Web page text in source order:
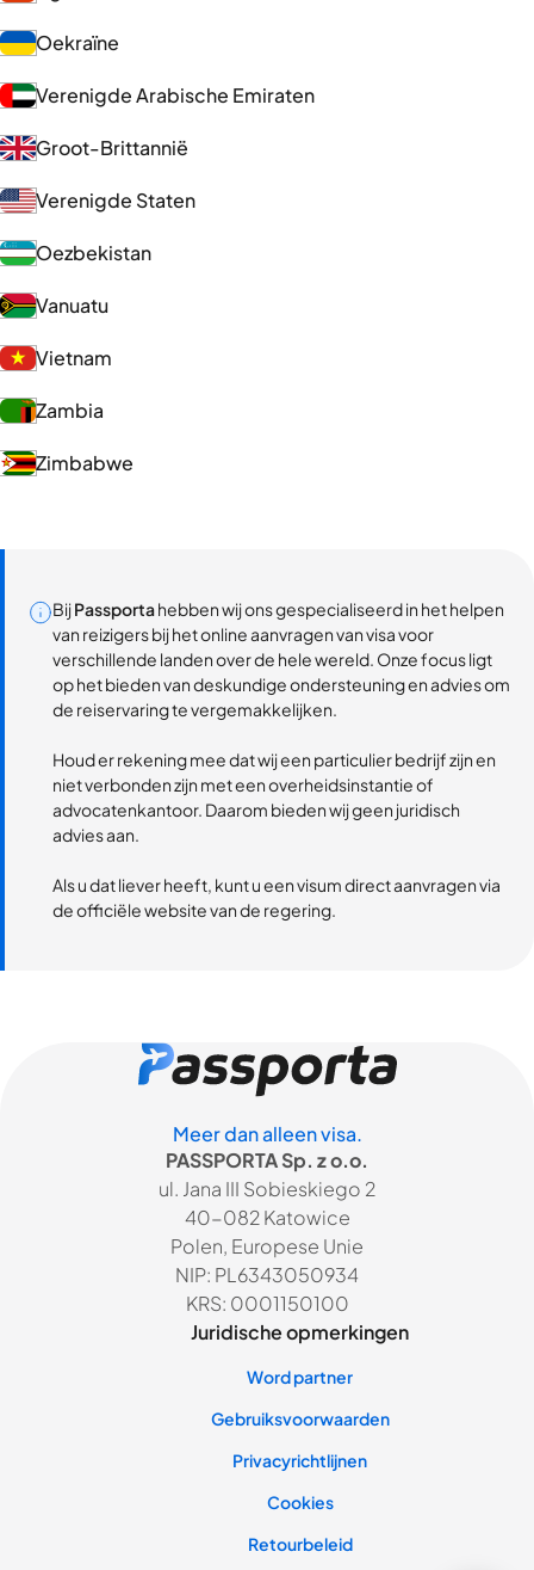
Oekraïne
Verenigde Arabische Emiraten
Groot-Brittannië
Verenigde Staten
Oezbekistan
Vanuatu
Vietnam
Zambia
Zimbabwe
BijPassportahebben wij ons gespecialiseerd in het helpen
van reizigers bij het online aanvragen van visa voor
verschillende landen over de hele wereld. Onze focus ligt
op het bieden van deskundige ondersteuning en advies om
de reiservaring te vergemakkelijken.
Houd er rekening mee dat wij een particulier bedrijf zijn en
niet verbonden zijn met een overheidsinstantie of
advocatenkantoor. Daarom bieden wij geen juridisch
advies aan.
Als u dat liever heeft, kunt u een visum direct aanvragen via
de officiële website van de regering.
Meer dan alleen visa.
PASSPORTA Sp. z o.o.
ul. Jana III Sobieskiego 2
40-082 Katowice
Polen, Europese Unie
NIP: PL6343050934
KRS: 0001150100
Juridische opmerkingen
Word partner
Gebruiksvoorwaarden
Privacyrichtlijnen
Cookies
Retourbeleid